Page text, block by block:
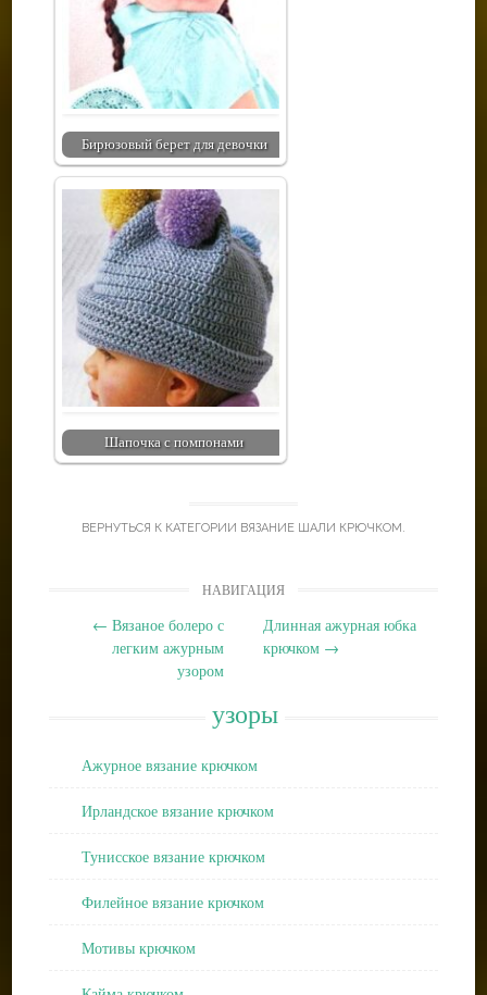
Бирюзовый берет для девочки
Шапочка с помпонами
ВЕРНУТЬСЯ К КАТЕГОРИИ ВЯЗАНИЕ ШАЛИ КРЮЧКОМ .
НАВИГАЦИЯ
← Вязаное болеро с
легким ажурным
узором
Длинная ажурная юбка
крючком →
узоры
Ажурное вязание крючком
Ирландское вязание крючком
Тунисское вязание крючком
Филейное вязание крючком
Мотивы крючком